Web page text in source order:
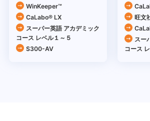
WinKeeper™
CaLabo® LX
スーパー英語 アカデミック
コース レベル１～５
S300-AV
旺文
スー
コース